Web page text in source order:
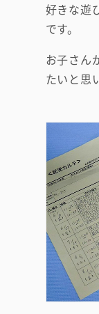
好きな遊
です。
お子さん
たいと思